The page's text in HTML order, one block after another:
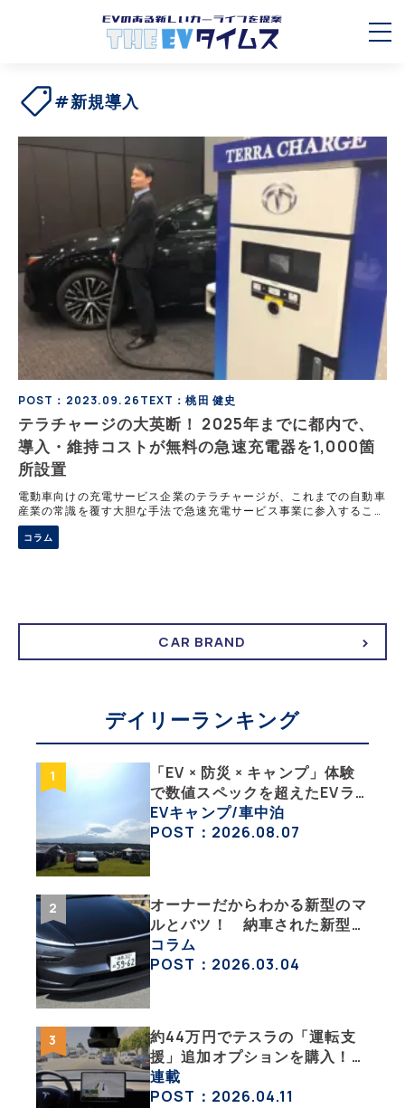
#新規導入
POST：2023.09.26TEXT：桃田 健史
テラチャージの大英断！ 2025年までに都内で、
導入・維持コストが無料の急速充電器を1,000箇
所設置
電動車向けの充電サービス企業のテラチャージが、これまでの自動車
産業の常識を覆す大胆な手法で急速充電サービス事業に参入すること
が明らかになった。 導入コストと維持コストは無料。 まずは都内で
1000カ所設置へ。その詳細とは
コラム
CAR BRAND
デイリーランキング
「EV × 防災 × キャンプ」体験
で数値スペックを超えたEVラ
イフの豊かさを実感【 EV
SUMMER CAMP 2026 】
EVキャンプ/車中泊
POST：2026.08.07
オーナーだからわかる新型のマ
ルとバツ！ 納車された新型を
旧型モデルＹと細部まで比べて
みた【テスラ沼にはまった大学
コラム
POST：2026.03.04
約44万円でテスラの「運転支
援」追加オプションを購入！
果たして価格以上の効果はあっ
たのか？【テスラ沼にはまった
連載
POST：2026.04.11